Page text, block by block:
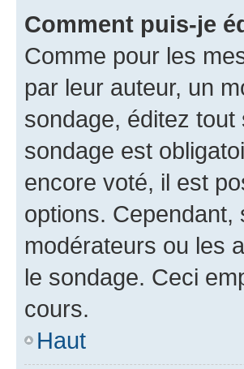
Comment puis-je
Comme pour les
par leur auteur, un
sondage, éditez
sondage est
encore voté, il est
options.
modérateurs ou les
le sondage. Ceci
cours.
Haut